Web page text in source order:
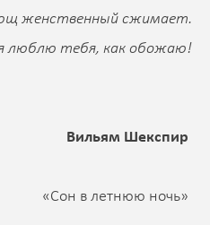
сжимает.
тебя, как обожаю!
Вильям Шекспир
«Сон в летнюю ночь»